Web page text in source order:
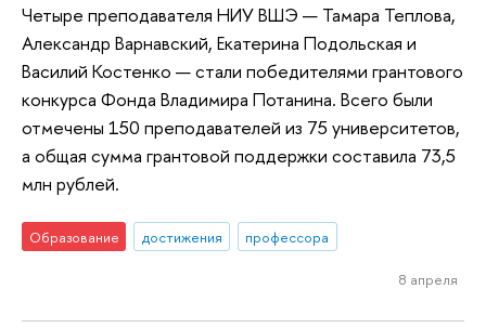
Четыре преподавателя НИУ ВШЭ — Тамара Теплова,
Александр Варнавский, Екатерина Подольская и
Василий Костенко — стали победителями грантового
конкурса Фонда Владимира Потанина. Всего были
отмечены 150 преподавателей из 75 университетов,
а общая сумма грантовой поддержки составила 73,5
млн рублей.
Образование достижения профессора
8 апреля